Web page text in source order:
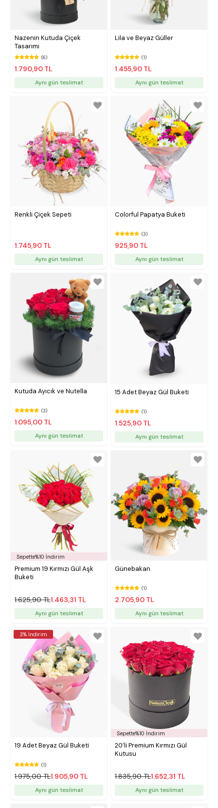
Nazenin Kutuda Çiçek
Tasarımı
(6)
1.790,90 TL
Aynı gün teslimat
Lila ve Beyaz Güller
(1)
1.455,90 TL
Aynı gün teslimat
Renkli Çiçek Sepeti
1.745,90 TL
Aynı gün teslimat
Colorful Papatya Buketi
(3)
925,90 TL
Aynı gün teslimat
Kutuda Ayıcık ve Nutella
(3)
1.095,00 TL
Aynı gün teslimat
15 Adet Beyaz Gül Buketi
(1)
1.525,90 TL
Aynı gün teslimat
Sepette%10 İndirim
Premium 19 Kırmızı Gül Aşk
Buketi
1.625,90 TL1.463,31 TL
Aynı gün teslimat
Günebakan
(1)
2.705,90 TL
Aynı gün teslimat
3% İndirim
19 Adet Beyaz Gül Buketi
(1)
1.975,00 TL1.905,90 TL
Aynı gün teslimat
Sepette%10 İndirim
20’li Premium Kırmızı Gül
Kutusu
1.835,90 TL1.652,31 TL
Aynı gün teslimat